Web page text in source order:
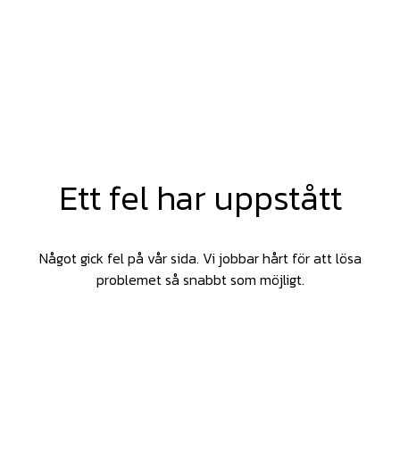
Ett fel har uppstått
Något gick fel på vår sida. Vi jobbar hårt för att lösa
problemet så snabbt som möjligt.